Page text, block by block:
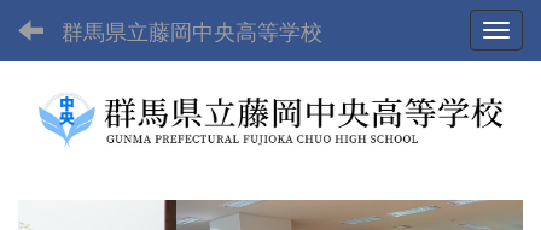
群馬県立藤岡中央高等学校